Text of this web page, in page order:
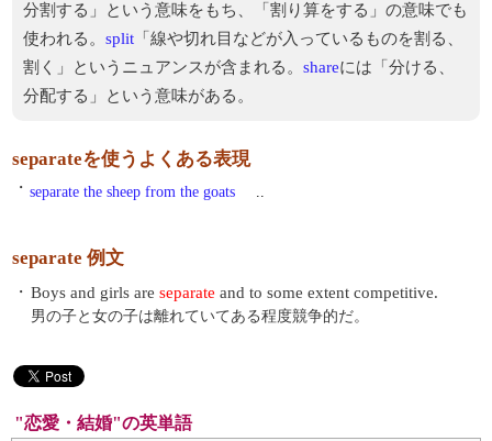
分割する」という意味をもち、「割り算をする」の意味でも
使われる。 split 「線や切れ目などが入っているものを割る、
割く」というニュアンスが含まれる。 shareには「分ける、
分配する」という意味がある。
separateを使うよくある表現
・ separate the sheep from the goats ..
separate 例文
・ Boys and girls are separate and to some extent competitive.
男の子と女の子は離れていてある程度競争的だ。
"恋愛・結婚"の英単語